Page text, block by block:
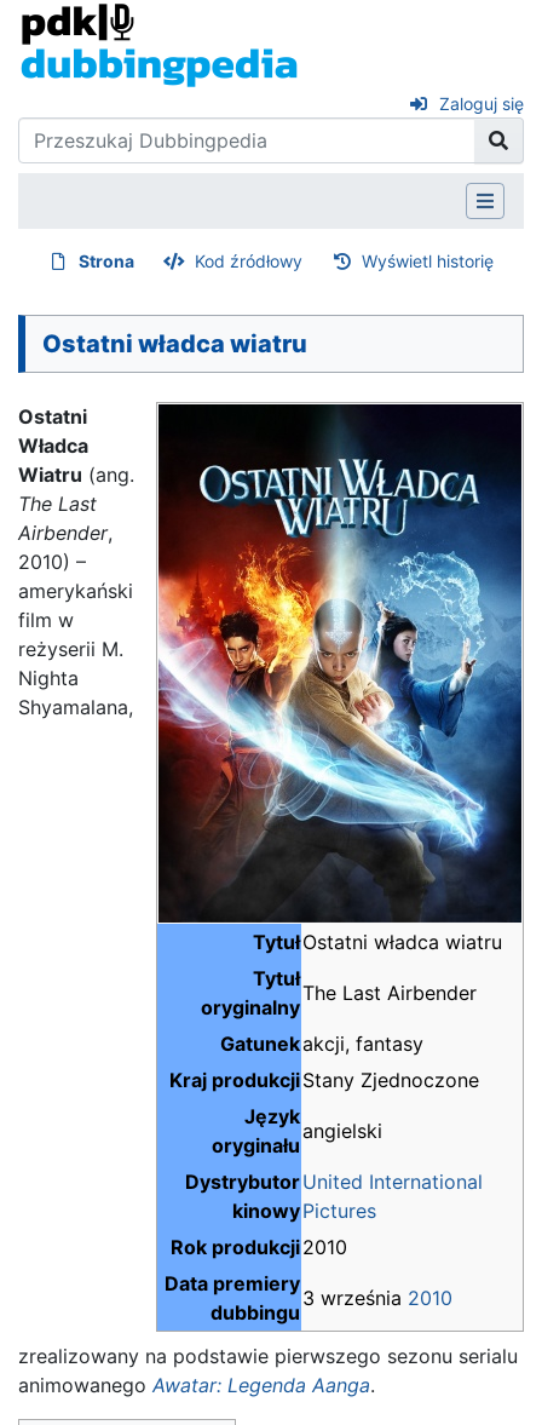
Zaloguj się
Strona Kod źródłowy Wyświetl historię
Ostatni władca wiatru
TytułOstatni władca wiatru
Tytuł
oryginalny
The Last Airbender
Gatunekakcji, fantasy
Kraj produkcjiStany Zjednoczone
Język
oryginału
angielski
Dystrybutor
kinowy
United International
Pictures
Rok produkcji2010
Data premiery
dubbingu
3 września 2010
Ostatni
Władca
Wiatru (ang.
The Last
Airbender,
2010) –
amerykański
film w
reżyserii M.
Nighta
Shyamalana,
zrealizowany na podstawie pierwszego sezonu serialu
animowanego Awatar: Legenda Aanga.